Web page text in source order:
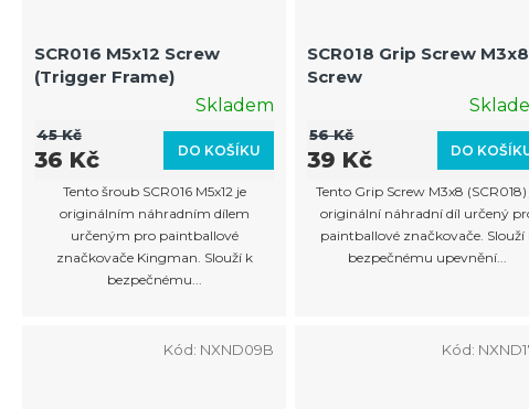
SCR016 M5x12 Screw
(Trigger Frame)
Skladem
DO KOŠÍKU
36 Kč
45 Kč
Tento šroub SCR016 M5x12 je
originálním náhradním dílem
určeným pro paintballové
značkovače Kingman. Slouží k
bezpečnému...
SCR018 Grip Screw M3x8
Screw
DO
39 Kč
56 Kč
Tento Grip Screw M3x8 (SCR018)
originální náhradní díl určený
paintballové značkovače. Slouží
bezpečnému upevnění...
Kód: NXND09B Kód: